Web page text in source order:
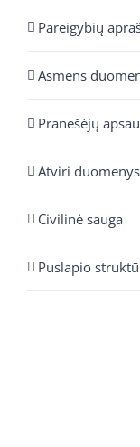
Pareigybių
Asmens
Pranešėjų
Atviri duomenys
Civilinė sauga
Puslapio